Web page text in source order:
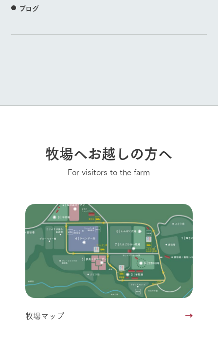
ブログ
牧場へお越しの方へ
For visitors to the farm
牧場マップ